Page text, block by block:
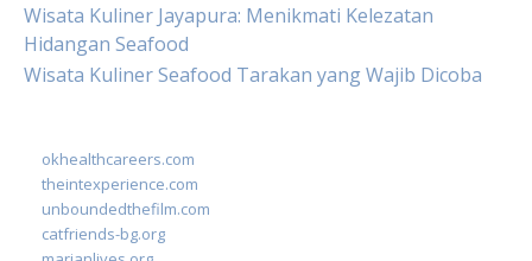
Wisata Kuliner Jayapura: Menikmati Kelezatan
Hidangan Seafood
Wisata Kuliner Seafood Tarakan yang Wajib Dicoba
okhealthcareers.com
theintexperience.com
unboundedthefilm.com
catfriends-bg.org